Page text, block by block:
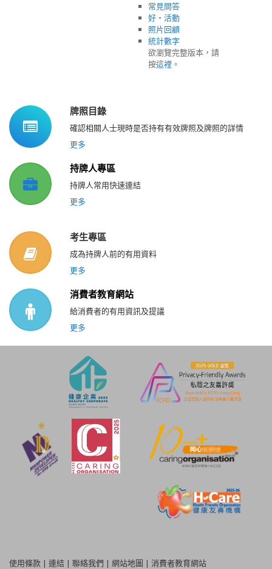
常見問答
好‧活動
照片回顧
統計數字
欲瀏覽完整版本，請
按這裡 。
牌照目錄
確認相關人士現時是否持有有效牌照及牌照的詳情
更多
持牌人專區
持牌人常用快速連結
更多
考生專區
成為持牌人前的有用資料
更多
消費者教育網站
給消費者的有用資訊及提議
更多
使用條款 | 連結 | 聯絡我們 | 網站地圖 | 消費者教育網站